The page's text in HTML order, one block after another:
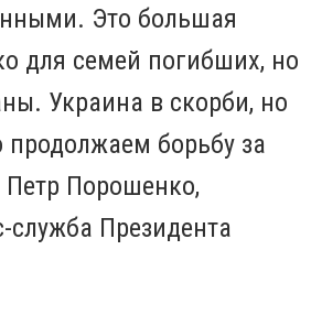
Это большая
для семей погибших, но
Украина в скорби, но
борьбу за
Петр Порошенко,
служба Президента